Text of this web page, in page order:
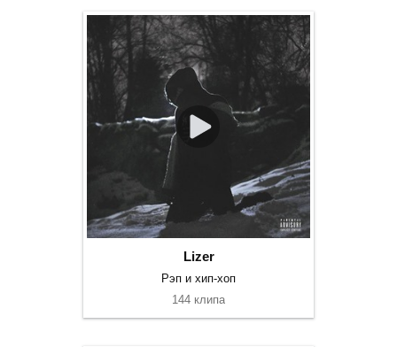
Lizer
Рэп и хип-хоп
144 клипа